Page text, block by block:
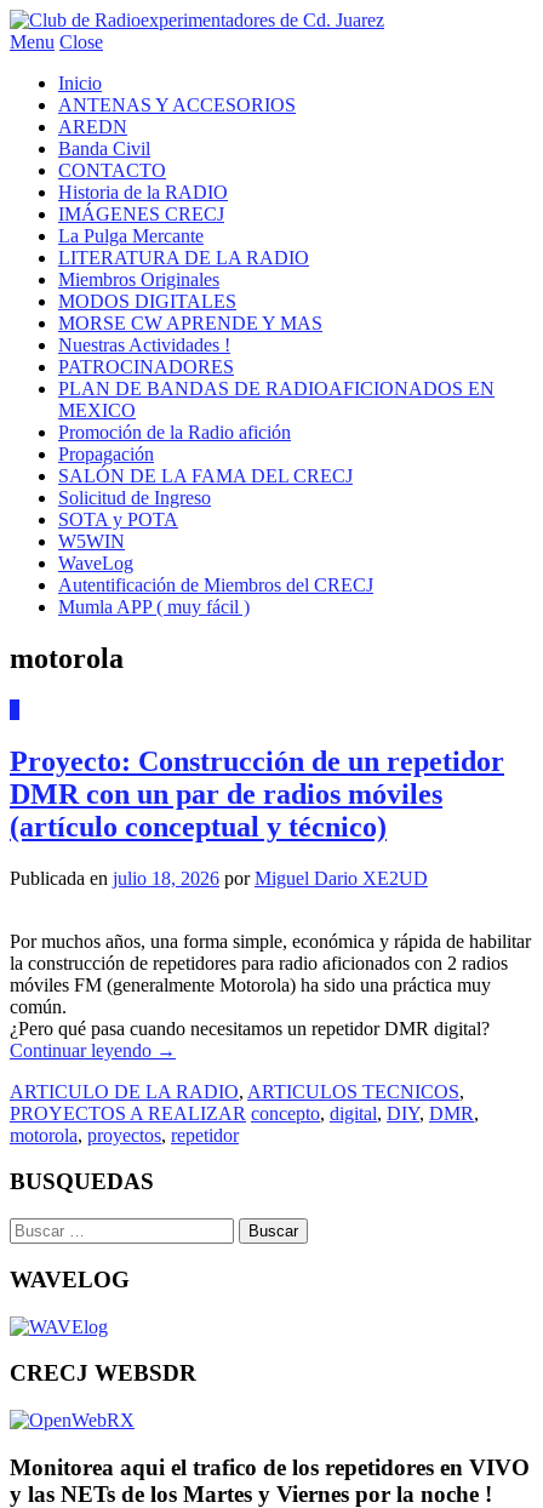
Menu Close
Inicio
ANTENAS Y ACCESORIOS
AREDN
Banda Civil
CONTACTO
Historia de la RADIO
IMÁGENES CRECJ
La Pulga Mercante
LITERATURA DE LA RADIO
Miembros Originales
MODOS DIGITALES
MORSE CW APRENDE Y MAS
Nuestras Actividades !
PATROCINADORES
PLAN DE BANDAS DE RADIOAFICIONADOS EN
MEXICO
Promoción de la Radio afición
Propagación
SALÓN DE LA FAMA DEL CRECJ
Solicitud de Ingreso
SOTA y POTA
W5WIN
WaveLog
Autentificación de Miembros del CRECJ
Mumla APP ( muy fácil )
motorola
Proyecto: Construcción de un repetidor
DMR con un par de radios móviles
(artículo conceptual y técnico)
Publicada en julio 18, 2026 porMiguel Dario XE2UD
Por muchos años, una forma simple, económica y rápida de habilitar
la construcción de repetidores para radio aficionados con 2 radios
móviles FM (generalmente Motorola) ha sido una práctica muy
común.
¿Pero qué pasa cuando necesitamos un repetidor DMR digital?
Continuar leyendo →
ARTICULO DE LA RADIO, ARTICULOS TECNICOS,
PROYECTOS A REALIZAR concepto, digital, DIY, DMR,
motorola, proyectos, repetidor
BUSQUEDAS
Buscar:
WAVELOG
CRECJ WEBSDR
Monitorea aqui el trafico de los repetidores en VIVO
y las NETs de los Martes y Viernes por la noche !